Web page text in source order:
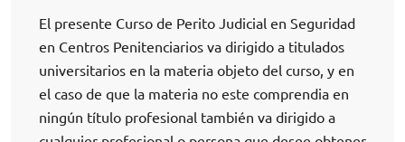
El presente Curso de Perito Judicial en Seguridad
en Centros Penitenciarios va dirigido a titulados
universitarios en la materia objeto del curso, y en
el caso de que la materia no este comprendia en
ningún título profesional también va dirigido a